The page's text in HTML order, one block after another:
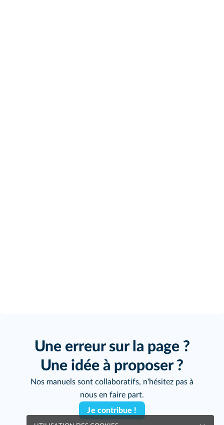
Une erreur sur la page ?
Une idée à proposer ?
Nos manuels sont collaboratifs, n'hésitez pas à
nous en faire part.
Je contribue !